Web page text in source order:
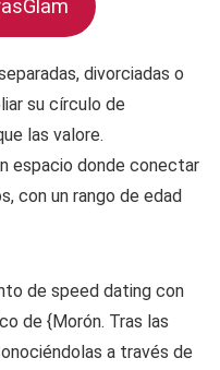
divorciadas o
su círculo de
las valore.
espacio donde conectar
con un rango de edad
de speed dating con
de {Morón. Tras las
a través de